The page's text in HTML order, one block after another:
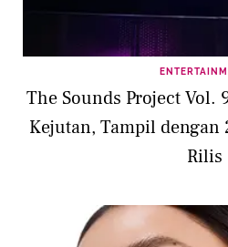
The Sounds Project Vol.
Kejutan, Tampil dengan
Rilis